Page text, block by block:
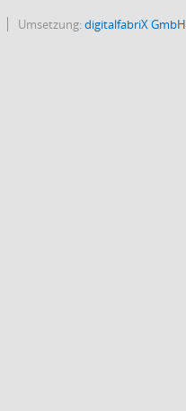
Umsetzung:digitalfabriX GmbH